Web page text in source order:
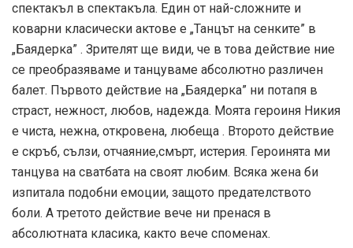
спектакъл в спектакъла. Един от най-сложните и
коварни класически актове е „Танцът на сенките” в
„Баядерка” . Зрителят ще види, че в това действие ние
се преобразяваме и танцуваме абсолютно различен
балет. Първото действие на „Баядерка” ни потапя в
страст, нежност, любов, надежда. Моята героиня Никия
е чиста, нежна, откровена, любеща . Второто действие
е скръб, сълзи, отчаяние,смърт, истерия. Героинята ми
танцува на сватбата на своят любим. Всяка жена би
изпитала подобни емоции, защото предателството
боли. А третото действие вече ни пренася в
абсолютната класика, както вече споменах.